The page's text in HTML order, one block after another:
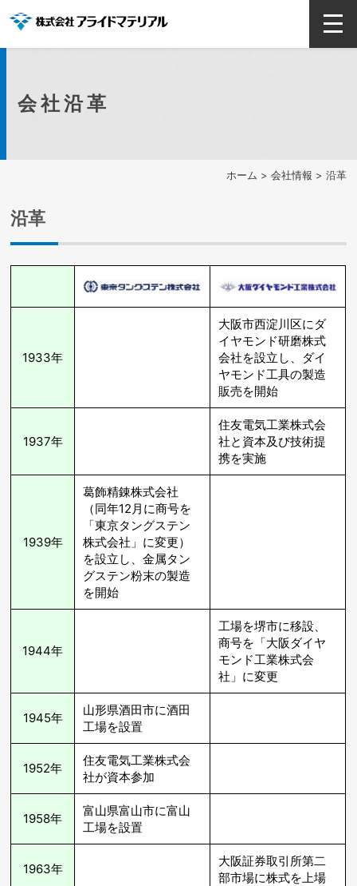
ホーム > 会社情報 > 沿革
会社沿革
沿革
1933年
大阪市西淀川区にダ
イヤモンド研磨株式
会社を設立し、ダイ
ヤモンド工具の製造
販売を開始
1937年
住友電気工業株式会
社と資本及び技術提
携を実施
1939年
葛飾精錬株式会社
（同年12月に商号を
「東京タングステン
株式会社」に変更）
を設立し、金属タン
グステン粉末の製造
を開始
1944年
工場を堺市に移設、
商号を「大阪ダイヤ
モンド工業株式会
社」に変更
1945年
山形県酒田市に酒田
工場を設置
1952年
住友電気工業株式会
社が資本参加
1958年
富山県富山市に富山
工場を設置
1963年
大阪証券取引所第二
部市場に株式を上場